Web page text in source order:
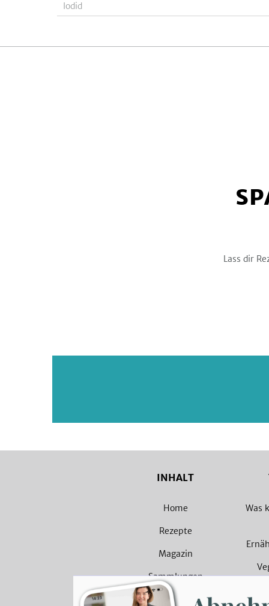
Iodid
Lass dir
INHALT
Home
Rezepte
Magazin
Sammlungen
Was